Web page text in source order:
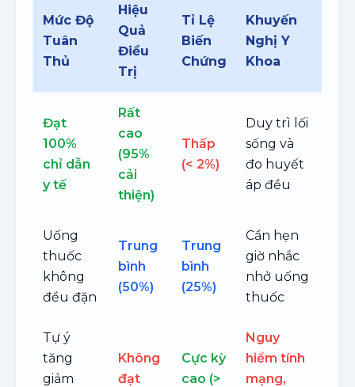
Mức Độ
Tuân
Thủ
Hiệu
Quả
Điều
Trị
Tỉ Lệ
Biến
Chứng
Khuyến
Nghị Y
Khoa
Đạt
100%
chỉ dẫn
y tế
Rất
cao
(95%
cải
thiện)
Thấp
(< 2%)
Duy trì lối
sống và
đo huyết
áp đều
Uống
thuốc
không
đều đặn
Trung
bình
(50%)
Trung
bình
(25%)
Cần hẹn
giờ nhắc
nhở uống
thuốc
Tự ý
tăng
giảm
Không
đạt
Cực kỳ
cao (>
Nguy
hiểm tính
mạng,